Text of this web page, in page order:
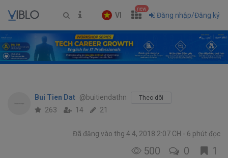
VI
new
Đăng nhập/Đăng ký
Bui Tien Dat @buitiendathn Theo dõi
263 14 21
Đã đăng vào thg 4 4, 2018 2:07 CH 6 phút đọc
500 0 1